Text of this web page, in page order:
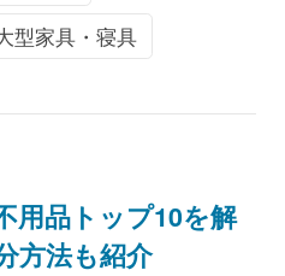
型家具・寝具
用品トップ10を解
方法も紹介